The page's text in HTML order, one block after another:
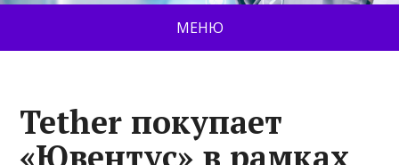
МЕНЮ
Tether покупает